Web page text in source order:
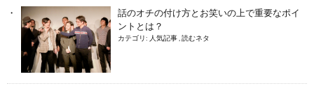
話のオチの付け方とお笑いの上で重要なポイ
ントとは？
カテゴリ: 人気記事 読むネタ